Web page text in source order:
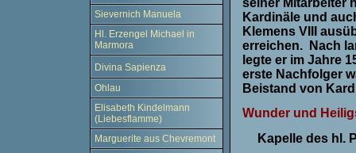
Sievernich Manuela
Hl. Erzengel Michael in
Marmora
Divina Sapienza
Ohlau
Elisabeth Kindelmann
(Liebesflamme)
Marguerite aus Chevremont
seiner Mitarbeiter
Kardinäle und
Klemens VIII
erreichen.
Nach
legte er im Jahre
erste Nachfolger
Beistand von
Wunder und
Kapelle des hl.